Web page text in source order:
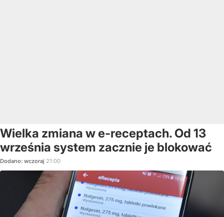
Wielka zmiana w e-receptach. Od 13
września system zacznie je blokować
Dodano: wczoraj 21:00